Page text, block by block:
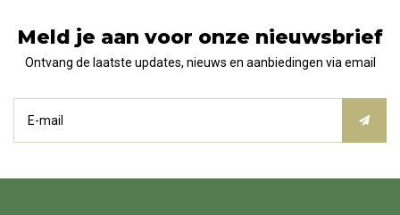
Meld je aan voor onze nieuwsbrief
Ontvang de laatste updates, nieuws en aanbiedingen via email